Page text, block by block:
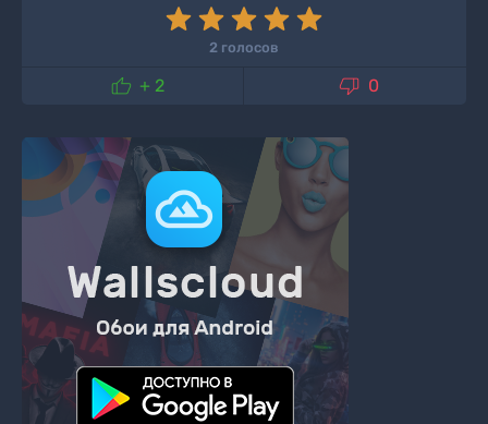
2 голосов
 + 2  0